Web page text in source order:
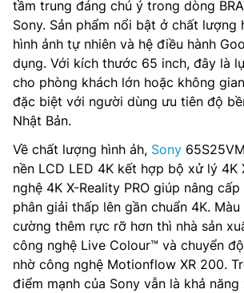
tầm trung đáng chú ý trong dòng
Sony. Sản phẩm nổi bật ở chất lượng
hình ảnh tự nhiên và hệ điều hành
dụng. Với kích thước 65 inch, đây là
cho phòng khách lớn hoặc không
đặc biệt với người dùng ưu tiên độ
Nhật Bản.
Về chất lượng hình ảh, Sony
nền LCD LED 4K kết hợp bộ xử lý 4K
nghệ 4K X-Reality PRO giúp nâng
phân giải thấp lên gần chuẩn 4K.
cường thêm rực rỡ hơn thì nhà sản
công nghệ Live Colour™ và chuyển
nhờ công nghệ Motionflow XR 200.
điểm mạnh của Sony vẫn là khả